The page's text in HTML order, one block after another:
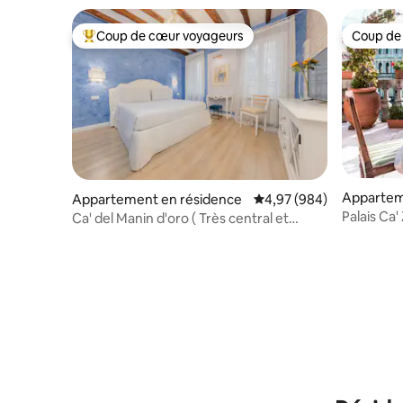
Coups de cœur voyageurs les plus appréciés
Coup de cœur voyageurs
Appartement en résidence Évaluation moyenne
4,97 (984)
Ca' del Manin d'oro ( Très central et
Coup
Coup
Palais